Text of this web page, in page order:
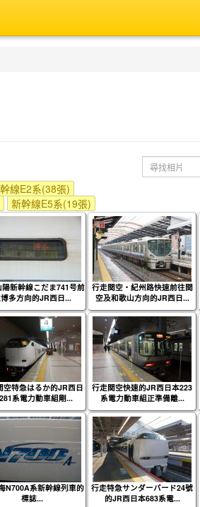
線E2系(38張)
新幹線E5系(19張)
陽新幹線こだま741号前
多方向的JR西日...
行走関空・紀州路快速前往関
空及和歌山方向的JR西日...
空特急はるか的JR西日
系電力動車組剛...
行走関空快速的JR西日本223
系電力動車組正準備離...
N700A系新幹線列車的
標誌...
行走特急サンダーバード24號
的JR西日本683系電...